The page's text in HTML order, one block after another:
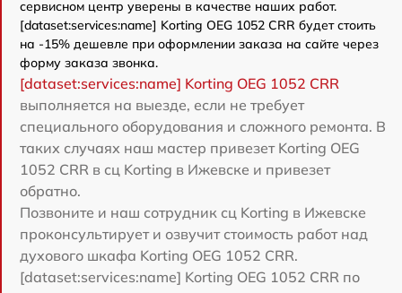
сервисном центр уверены в качестве наших работ.
[dataset:services:name] Korting OEG 1052 CRR будет стоить
на -15% дешевле при оформлении заказа на сайте через
форму заказа звонка.
[dataset:services:name] Korting OEG 1052 CRR
выполняется на выезде, если не требует
специального оборудования и сложного ремонта. В
таких случаях наш мастер привезет Korting OEG
1052 CRR в сц Korting в Ижевске и привезет
обратно.
Позвоните и наш сотрудник сц Korting в Ижевске
проконсультирует и озвучит стоимость работ над
духового шкафа Korting OEG 1052 CRR.
[dataset:services:name] Korting OEG 1052 CRR по